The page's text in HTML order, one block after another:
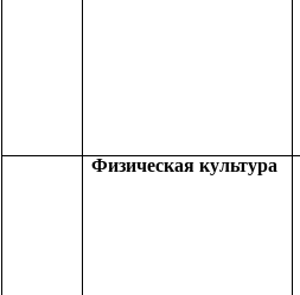
Физическая культура